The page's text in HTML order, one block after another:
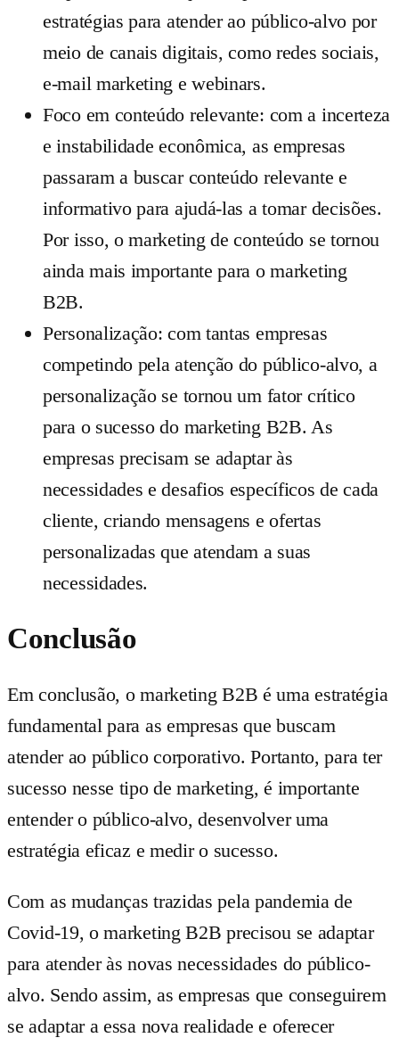
estratégias para atender ao público-alvo por
meio de canais digitais, como redes sociais,
e-mail marketing e webinars.
Foco em conteúdo relevante: com a incerteza
e instabilidade econômica, as empresas
passaram a buscar conteúdo relevante e
informativo para ajudá-las a tomar decisões.
Por isso, o marketing de conteúdo se tornou
ainda mais importante para o marketing
B2B.
Personalização: com tantas empresas
competindo pela atenção do público-alvo, a
personalização se tornou um fator crítico
para o sucesso do marketing B2B. As
empresas precisam se adaptar às
necessidades e desafios específicos de cada
cliente, criando mensagens e ofertas
personalizadas que atendam a suas
necessidades.
Conclusão
Em conclusão, o marketing B2B é uma estratégia
fundamental para as empresas que buscam
atender ao público corporativo. Portanto, para ter
sucesso nesse tipo de marketing, é importante
entender o público-alvo, desenvolver uma
estratégia eficaz e medir o sucesso.
Com as mudanças trazidas pela pandemia de
Covid-19, o marketing B2B precisou se adaptar
para atender às novas necessidades do público-
alvo. Sendo assim, as empresas que conseguirem
se adaptar a essa nova realidade e oferecer